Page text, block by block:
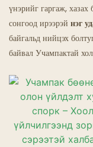
үнэрийг гаргаж,
сонгоод ирээрэй нэг
байгальд нийцэх
байвал Учампактай